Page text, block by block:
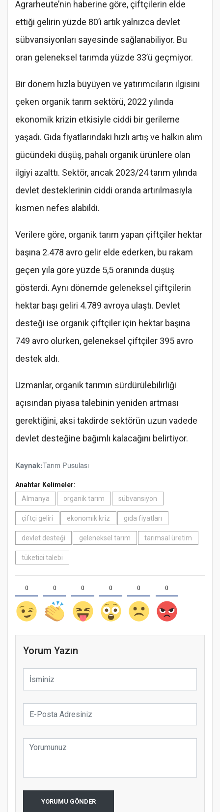
Agrarheute’nin haberine göre, çiftçilerin elde
ettiği gelirin yüzde 80’i artık yalnızca devlet
sübvansiyonları sayesinde sağlanabiliyor. Bu
oran geleneksel tarımda yüzde 33’ü geçmiyor.
Bir dönem hızla büyüyen ve yatırımcıların ilgisini
çeken organik tarım sektörü, 2022 yılında
ekonomik krizin etkisiyle ciddi bir gerileme
yaşadı. Gıda fiyatlarındaki hızlı artış ve halkın alım
gücündeki düşüş, pahalı organik ürünlere olan
ilgiyi azalttı. Sektör, ancak 2023/24 tarım yılında
devlet desteklerinin ciddi oranda artırılmasıyla
kısmen nefes alabildi.
Verilere göre, organik tarım yapan çiftçiler hektar
başına 2.478 avro gelir elde ederken, bu rakam
geçen yıla göre yüzde 5,5 oranında düşüş
gösterdi. Aynı dönemde geleneksel çiftçilerin
hektar başı geliri 4.789 avroya ulaştı. Devlet
desteği ise organik çiftçiler için hektar başına
749 avro olurken, geleneksel çiftçiler 395 avro
destek aldı.
Uzmanlar, organik tarımın sürdürülebilirliği
açısından piyasa talebinin yeniden artması
gerektiğini, aksi takdirde sektörün uzun vadede
devlet desteğine bağımlı kalacağını belirtiyor.
Kaynak:Tarım Pusulası
Anahtar Kelimeler:
Almanya
organik tarım sübvansiyon
çiftçi geliri ekonomik kriz gıda fiyatları
devlet desteği geleneksel tarım tarımsal üretim
tüketici talebi
0 0 0 0 0 0
Yorum Yazın
YORUMU GÖNDER